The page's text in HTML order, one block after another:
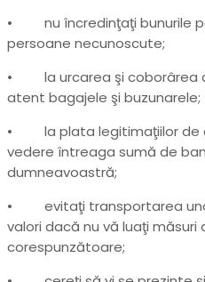
• nu încredinţaţi bunurile
persoane necunoscute;
• la urcarea şi coborârea
atent bagajele şi buzunarele;
• la plata legitimaţiilor de
vedere întreaga sumă de
dumneavoastră;
• evitaţi transportarea
valori dacă nu vă luaţi măsuri
corespunzătoare;